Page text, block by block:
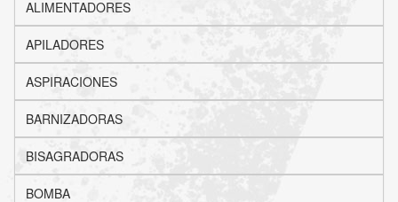
ALIMENTADORES
APILADORES
ASPIRACIONES
BARNIZADORAS
BISAGRADORAS
BOMBA